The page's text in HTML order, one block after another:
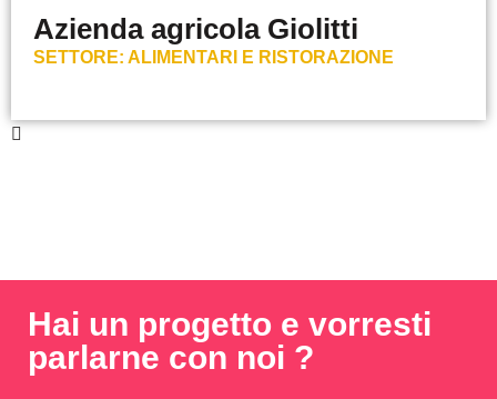
Azienda agricola Giolitti
SETTORE: ALIMENTARI E RISTORAZIONE
Hai un progetto e vorresti
parlarne con noi ?